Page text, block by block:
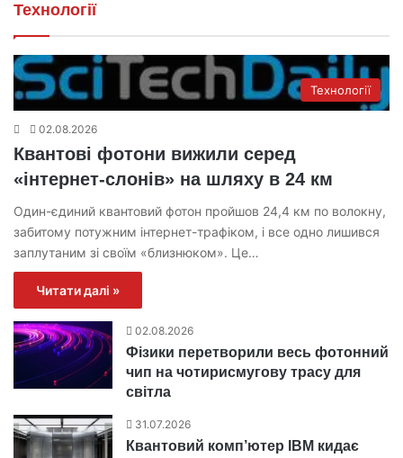
Технології
Технології
02.08.2026
Квантові фотони вижили серед
«інтернет-слонів» на шляху в 24 км
Один-єдиний квантовий фотон пройшов 24,4 км по волокну,
забитому потужним інтернет-трафіком, і все одно лишився
заплутаним зі своїм «близнюком». Це…
Читати далі »
02.08.2026
Фізики перетворили весь фотонний
чип на чотирисмугову трасу для
світла
31.07.2026
Квантовий комп’ютер IBM кидає